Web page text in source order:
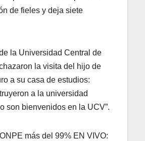
de fieles y deja siete
la Universidad Central de
la visita del hijo de
a su casa de estudios:
a la universidad
son bienvenidos en la UCV”.
más del 99% EN VIVO: